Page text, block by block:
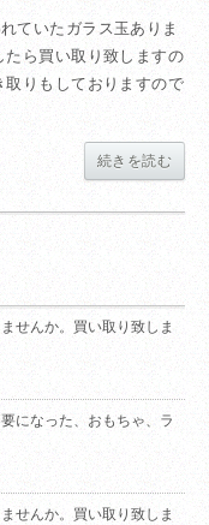
ていたガラス玉ありま
ら買い取り致しますの
りもしておりますので
続きを読む
せんか。買い取り致しま
になった、おもちゃ、ラ
せんか。買い取り致しま